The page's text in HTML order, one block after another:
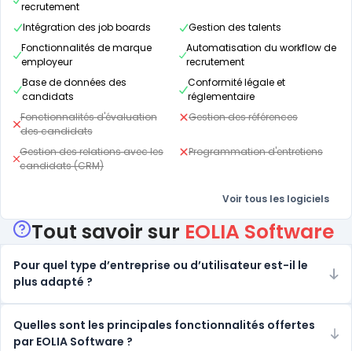
recrutement
Intégration des job boards
Gestion des talents
Fonctionnalités de marque
employeur
Automatisation du workflow de
recrutement
Base de données des
candidats
Conformité légale et
réglementaire
Fonctionnalités d'évaluation
des candidats
Gestion des références
Gestion des relations avec les
candidats (CRM)
Programmation d'entretiens
Voir tous les logiciels
Tout savoir sur EOLIA Software
Pour quel type d’entreprise ou d’utilisateur est-il le
plus adapté ?
Quelles sont les principales fonctionnalités offertes
par EOLIA Software ?